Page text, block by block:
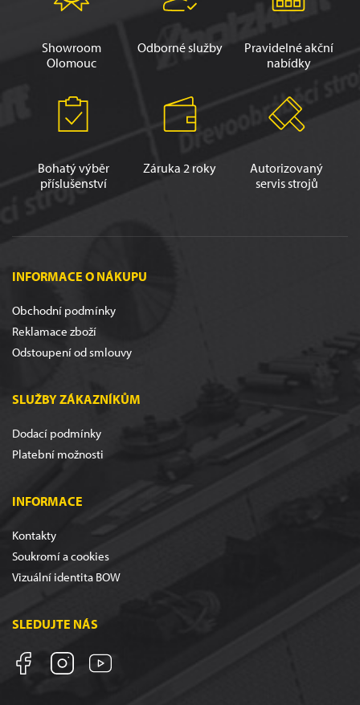
Showroom
Olomouc
Odborné služby
Pravidelné akční
nabídky
Bohatý výběr
příslušenství
Záruka 2 roky
Autorizovaný
servis strojů
INFORMACE O NÁKUPU
Obchodní podmínky
Reklamace zboží
Odstoupení od smlouvy
SLUŽBY ZÁKAZNÍKŮM
Dodací podmínky
Platební možnosti
INFORMACE
Kontakty
Soukromí a cookies
Vizuální identita BOW
SLEDUJTE NÁS